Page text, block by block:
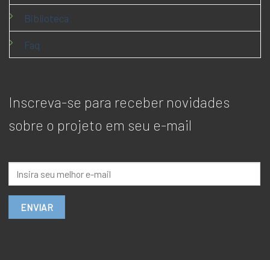
Biblioteca
Faq
Inscreva-se para receber novidades
sobre o projeto em seu e-mail